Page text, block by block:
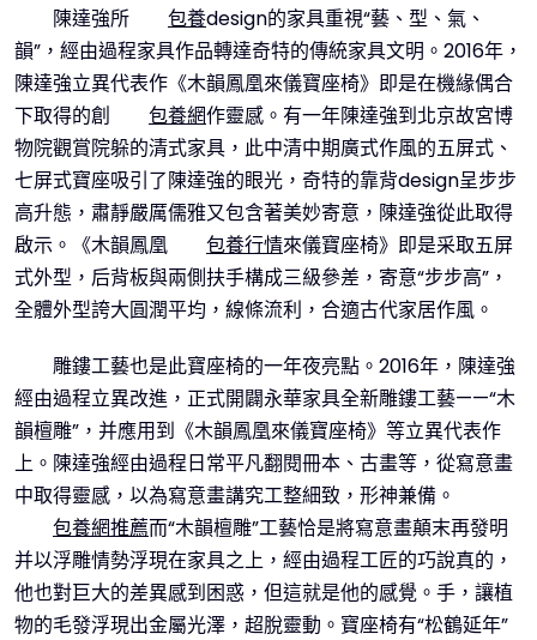
陳達強所 包養design的家具重視“藝、型、氣、
韻”，經由過程家具作品轉達奇特的傳統家具文明。2016年，
陳達強立異代表作《木韻鳳凰來儀寶座椅》即是在機緣偶合
下取得的創
包養網作靈感。有一年陳達強到北京故宮博
物院觀賞院躲的清式家具，此中清中期廣式作風的五屏式、
七屏式寶座吸引了陳達強的眼光，奇特的靠背design呈步步
高升態，肅靜嚴厲儒雅又包含著美妙寄意，陳達強從此取得
啟示。《木韻鳳凰
包養行情來儀寶座椅》即是采取五屏
式外型，后背板與兩側扶手構成三級參差，寄意“步步高”，
全體外型誇大圓潤平均，線條流利，合適古代家居作風。
雕鏤工藝也是此寶座椅的一年夜亮點。2016年，陳達強
經由過程立異改進，正式開闢永華家具全新雕鏤工藝——“木
韻檀雕”，并應用到《木韻鳳凰來儀寶座椅》等立異代表作
上。陳達強經由過程日常平凡翻閱冊本、古畫等，從寫意畫
中取得靈感，以為寫意畫講究工整細致，形神兼備。
包養網推薦而“木韻檀雕”工藝恰是將寫意畫顛末再發明
并以浮雕情勢浮現在家具之上，經由過程工匠的巧說真的，
他也對巨大的差異感到困惑，但這就是他的感覺。手，讓植
物的毛發浮現出金屬光澤，超脫靈動。寶座椅有“松鶴延年”